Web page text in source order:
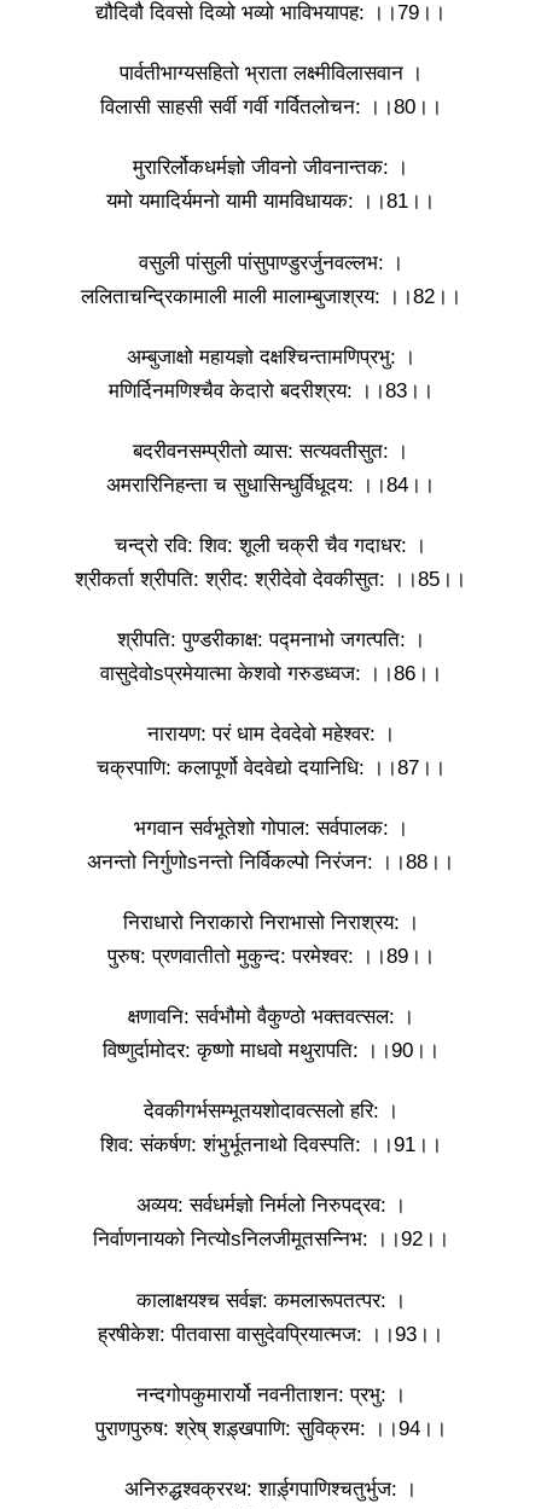
द्यौदिवौ दिवसो दिव्यो भव्यो भाविभयापह: ।।79।।
पार्वतीभाग्यसहितो भ्राता लक्ष्मीविलासवान ।
विलासी साहसी सर्वी गर्वी गर्वितलोचन: ।।80।।
मुरारिर्लोकधर्मज्ञो जीवनो जीवनान्तक: ।
यमो यमादिर्यमनो यामी यामविधायक: ।।81।।
वसुली पांसुली पांसुपाण्डुरर्जुनवल्लभ: ।
ललिताचन्द्रिकामाली माली मालाम्बुजाश्रय: ।।82।।
अम्बुजाक्षो महायज्ञो दक्षश्चिन्तामणिप्रभु: ।
मणिर्दिनमणिश्चैव केदारो बदरीश्रय: ।।83।।
बदरीवनसम्प्रीतो व्यास: सत्यवतीसुत: ।
अमरारिनिहन्ता च सुधासिन्धुर्विधूदय: ।।84।।
चन्द्रो रवि: शिव: शूली चक्री चैव गदाधर: ।
श्रीकर्ता श्रीपति: श्रीद: श्रीदेवो देवकीसुत: ।।85।।
श्रीपति: पुण्डरीकाक्ष: पद्मनाभो जगत्पति: ।
वासुदेवोsप्रमेयात्मा केशवो गरुडध्वज: ।।86।।
नारायण: परं धाम देवदेवो महेश्वर: ।
चक्रपाणि: कलापूर्णो वेदवेद्यो दयानिधि: ।।87।।
भगवान सर्वभूतेशो गोपाल: सर्वपालक: ।
अनन्तो निर्गुणोsनन्तो निर्विकल्पो निरंजन: ।।88।।
निराधारो निराकारो निराभासो निराश्रय: ।
पुरुष: प्रणवातीतो मुकुन्द: परमेश्वर: ।।89।।
क्षणावनि: सर्वभौमो वैकुण्ठो भक्तवत्सल: ।
विष्णुर्दामोदर: कृष्णो माधवो मथुरापति: ।।90।।
देवकीगर्भसम्भूतयशोदावत्सलो हरि: ।
शिव: संकर्षण: शंभुर्भूतनाथो दिवस्पति: ।।91।।
अव्यय: सर्वधर्मज्ञो निर्मलो निरुपद्रव: ।
निर्वाणनायको नित्योsनिलजीमूतसन्निभ: ।।92।।
कालाक्षयश्च सर्वज्ञ: कमलारूपतत्पर: ।
ह्रषीकेश: पीतवासा वासुदेवप्रियात्मज: ।।93।।
नन्दगोपकुमारार्यो नवनीताशन: प्रभु: ।
पुराणपुरुष: श्रेष् शड़्खपाणि: सुविक्रम: ।।94।।
अनिरुद्धश्वक्ररथ: शार्ड़्गपाणिश्चतुर्भुज: ।